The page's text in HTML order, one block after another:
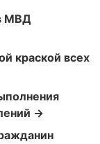
МВД
краской всех
→